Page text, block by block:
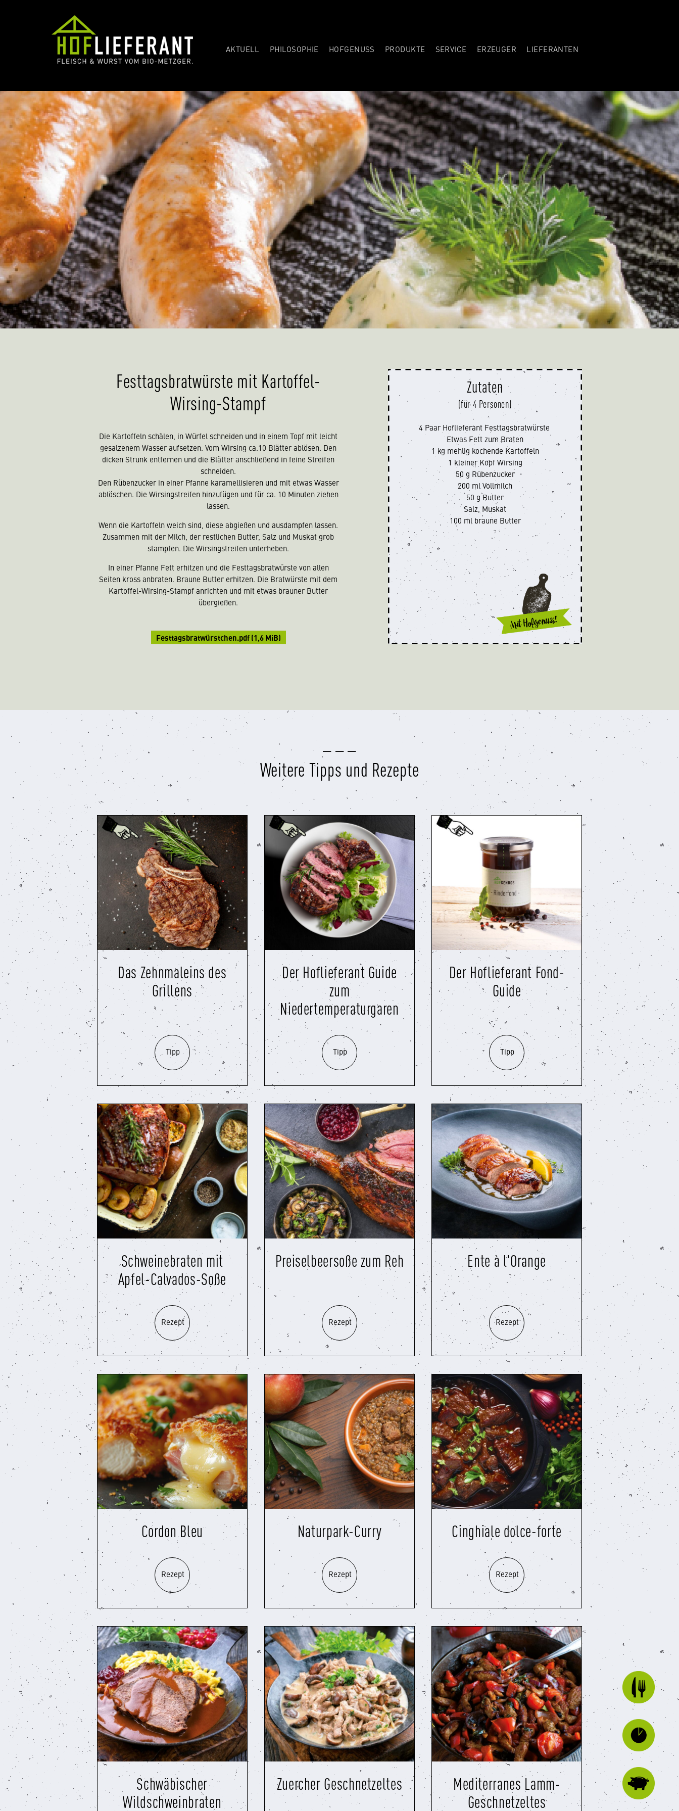
NAVIGATION
AKTUELL PHILOSOPHIE HOFGENUSS PRODUKTE SERVICE ERZEUGER LIEFERANTEN
Festtagsbratwürste mit Kartoffel-
Wirsing-Stampf
Die Kartoffeln schälen, in Würfel schneiden und in einem Topf mit leicht
gesalzenem Wasser aufsetzen. Vom Wirsing ca.10 Blätter ablösen. Den
dicken Strunk entfernen und die Blätter anschließend in feine Streifen
schneiden.
Den Rübenzucker in einer Pfanne karamellisieren und mit etwas Wasser
ablöschen. Die Wirsingstreifen hinzufügen und für ca. 10 Minuten ziehen
lassen.
Wenn die Kartoffeln weich sind, diese abgießen und ausdampfen lassen.
Zusammen mit der Milch, der restlichen Butter, Salz und Muskat grob
stampfen. Die Wirsingstreifen unterheben.
In einer Pfanne Fett erhitzen und die Festtagsbratwürste von allen
Seiten kross anbraten. Braune Butter erhitzen. Die Bratwürste mit dem
Kartoffel-Wirsing-Stampf anrichten und mit etwas brauner Butter
übergießen.
Festtagsbratwürstchen.pdf(1,6 MiB)
Zutaten
(für 4 Personen)
4 Paar Hoflieferant Festtagsbratwürste
Etwas Fett zum Braten
1 kg mehlig kochende Kartoffeln
1 kleiner Kopf Wirsing
50 g Rübenzucker
200 ml Vollmilch
50 g Butter
Salz, Muskat
100 ml braune Butter
Weitere Tipps und Rezepte
Das Zehnmaleins des
Grillens
Tipp
Der Hoflieferant Guide
zum
Niedertemperaturgaren
Tipp
Der Hoflieferant Fond-
Guide
Tipp
Schweinebraten mit
Apfel-Calvados-Soße
Rezept
Preiselbeersoße zum Reh
Rezept
Ente à l'Orange
Rezept
Cordon Bleu
Rezept
Naturpark-Curry
Rezept
Cinghiale dolce-forte
Rezept
Schwäbischer
Wildschweinbraten
Zuercher Geschnetzeltes
Mediterranes Lamm-
Geschnetzeltes